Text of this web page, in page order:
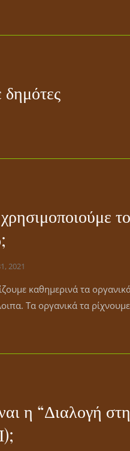
2021
καθημερινά τα
Τα οργανικά τα
η “Διαλογή